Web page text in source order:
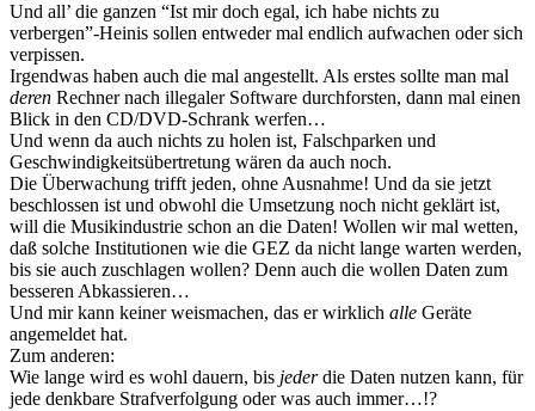
Und all’ die ganzen “Ist mir doch egal, ich habe nichts zu
verbergen”-Heinis sollen entweder mal endlich aufwachen oder sich
verpissen.
Irgendwas haben auch die mal angestellt. Als erstes sollte man mal
deren Rechner nach illegaler Software durchforsten, dann mal einen
Blick in den CD/DVD-Schrank werfen…
Und wenn da auch nichts zu holen ist, Falschparken und
Geschwindigkeitsübertretung wären da auch noch.
Die Überwachung trifft jeden, ohne Ausnahme! Und da sie jetzt
beschlossen ist und obwohl die Umsetzung noch nicht geklärt ist,
will die Musikindustrie schon an die Daten! Wollen wir mal wetten,
daß solche Institutionen wie die GEZ da nicht lange warten werden,
bis sie auch zuschlagen wollen? Denn auch die wollen Daten zum
besseren Abkassieren…
Und mir kann keiner weismachen, das er wirklich alle Geräte
angemeldet hat.
Zum anderen:
Wie lange wird es wohl dauern, bis jederdie Daten nutzen kann, für
jede denkbare Strafverfolgung oder was auch immer…!?